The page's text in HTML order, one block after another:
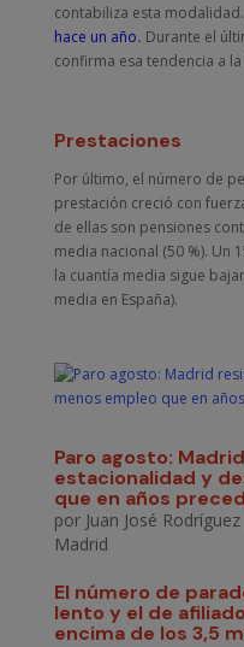
contabiliza esta
hace un año. Durante el
confirma esa tendencia a
Prestaciones
Por último, el número de
prestación creció con
de ellas son pensiones
media nacional (50 %). Un
la cuantía media sigue
media en España).
Paro agosto:
estacionalidad y
que en años
por Juan José Rodríguez
Madrid
El número de
lento y el de
encima de los 3,5